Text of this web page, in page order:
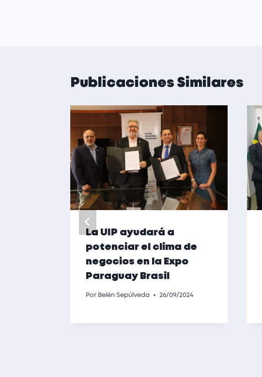
Publicaciones Similares
La UIP ayudará a
potenciar el clima de
negocios en la Expo
Paraguay Brasil
Por Belén Sepúlveda 26/09/2024